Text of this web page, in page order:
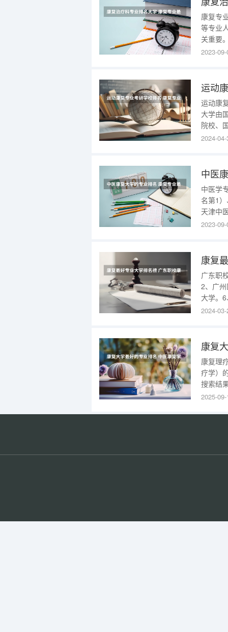
康复专
等专业
关重要
专科学
2023-
运动
运动康
大学由
院校、
学校学
2024-
中医
中医学
名第1
天津中
医药大
2023-
康复
广东职
2、广
大学。
才，旨
2024-
康复
康复理
疗学）
搜索结
年）：
优秀的
2025-